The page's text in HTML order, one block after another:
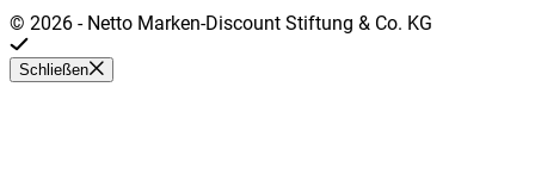
© 2026 - Netto Marken-Discount Stiftung & Co. KG
Schließen